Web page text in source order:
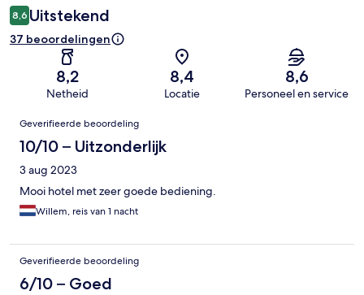
8,6 Uitstekend
37 beoordelingen
8,2
Netheid
8,4
Locatie
8,6
Personeel en service
Beoordelingen
Geverifieerde beoordeling
10/10 – Uitzonderlijk
3 aug 2023
Mooi hotel met zeer goede bediening.
Willem, reis van 1 nacht
Geverifieerde beoordeling
6/10 – Goed